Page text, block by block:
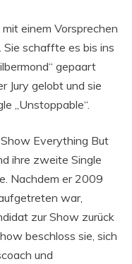
einem Vorsprechen
Sie schaffte es bis ins
gepaart
Jury gelobt und sie
„Unstoppable“.
Everything But
ihre zweite Single
Nachdem er 2009
war,
zur Show zurück
beschloss sie, sich
und